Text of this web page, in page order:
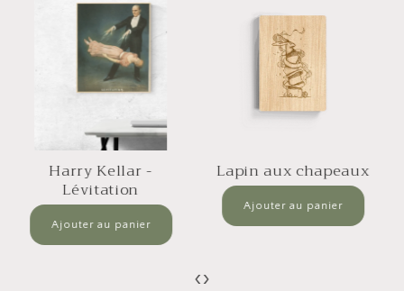
Harry Kellar -
Lévitation
Lapin aux chapeaux
‹›